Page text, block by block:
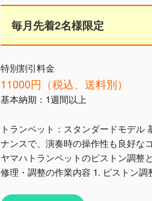
毎月先着2名様限定
特別割引料金
11000円（税込、送料別）
基本納期：1週間以上
トランペット：スタンダードモデル
ナンスで、演奏時の操作性も良好な
ヤマハトランペットのピストン調整
修理・調整の作業内容 1. ピストン調